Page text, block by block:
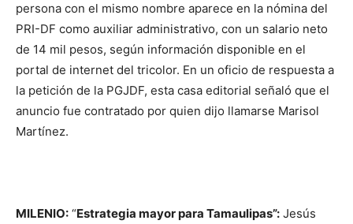
persona con el mismo nombre aparece en la nómina del
PRI-DF como auxiliar administrativo, con un salario neto
de 14 mil pesos, según información disponible en el
portal de internet del tricolor. En un oficio de respuesta a
la petición de la PGJDF, esta casa editorial señaló que el
anuncio fue contratado por quien dijo llamarse Marisol
Martínez.
MILENIO: “Estrategia mayor para Tamaulipas”: Jesús